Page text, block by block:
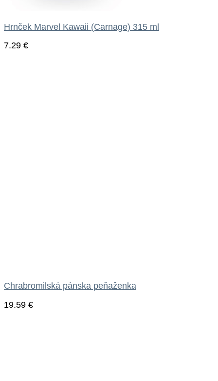
Hrnček Marvel Kawaii (Carnage) 315 ml
7.29 €
Chrabromilská pánska peňaženka
19.59 €